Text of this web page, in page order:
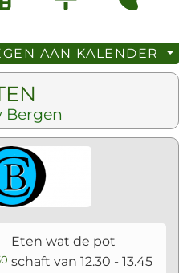
AAN KALENDER
Bergen
Eten wat de pot
schaft van 12.30 - 13.45